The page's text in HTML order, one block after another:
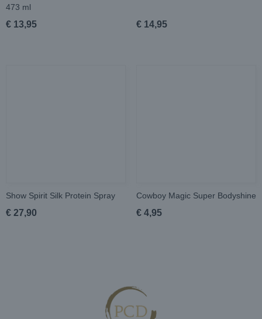
473 ml
€ 13,95 € 14,95
Show Spirit Silk Protein Spray
€ 27,90
Cowboy Magic Super Bodyshine
€ 4,95